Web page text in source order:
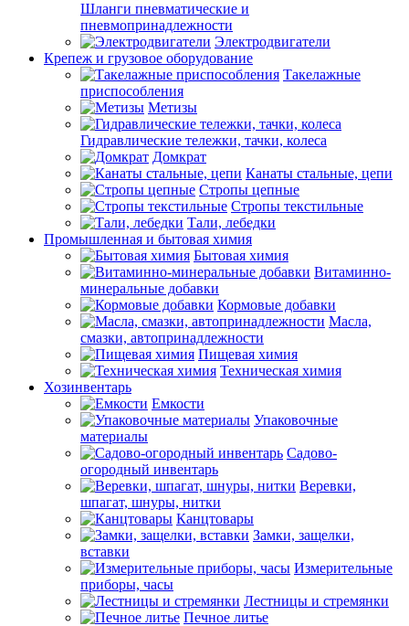
Шланги пневматические и
пневмопринадлежности
Электродвигатели
Крепеж и грузовое оборудование
Такелажные
приспособления
Метизы
Гидравлические тележки, тачки, колеса
Домкрат
Канаты стальные, цепи
Стропы цепные
Стропы текстильные
Тали, лебедки
Промышленная и бытовая химия
Бытовая химия
Витаминно-
минеральные добавки
Кормовые добавки
Масла,
смазки, автопринадлежности
Пищевая химия
Техническая химия
Хозинвентарь
Емкости
Упаковочные
материалы
Садово-
огородный инвентарь
Веревки,
шпагат, шнуры, нитки
Канцтовары
Замки, защелки,
вставки
Измерительные
приборы, часы
Лестницы и стремянки
Печное литье